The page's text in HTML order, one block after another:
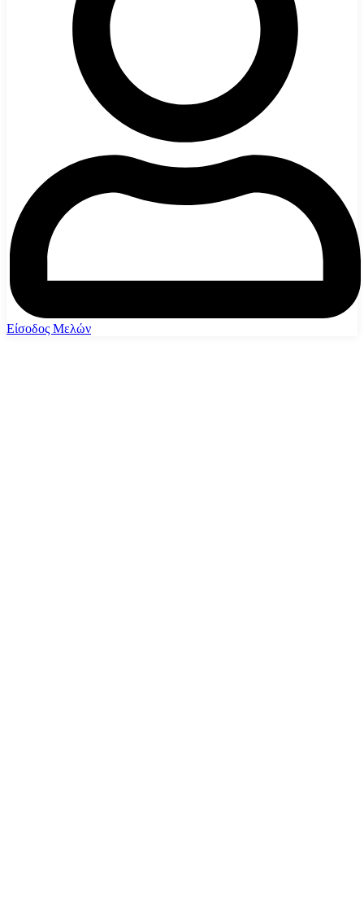
Είσοδος Μελών